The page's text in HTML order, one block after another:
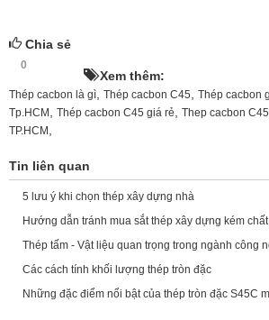
Chia sẻ
0
Xem thêm:
Thép cacbon là gì Thép cacbon C45 Thép cacbon
Tp.HCM
Thép cacbon C45 giá rẻ Thep cacbon C45
TP.HCM
Tin liên quan
5 lưu ý khi chọn thép xây dựng nhà
Hướng dẫn tránh mua sắt thép xây dựng kém
Thép tấm - Vật liệu quan trọng trong ngành công
Các cách tính khối lượng thép tròn đặc
Những đặc điểm nổi bật của thép tròn đặc S45C